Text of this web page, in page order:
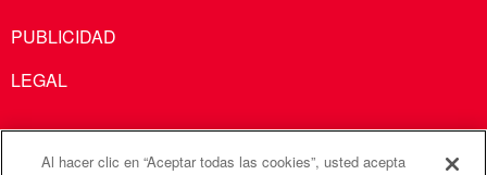
PUBLICIDAD
LEGAL
Al hacer clic en “Aceptar todas las cookies”, usted acepta